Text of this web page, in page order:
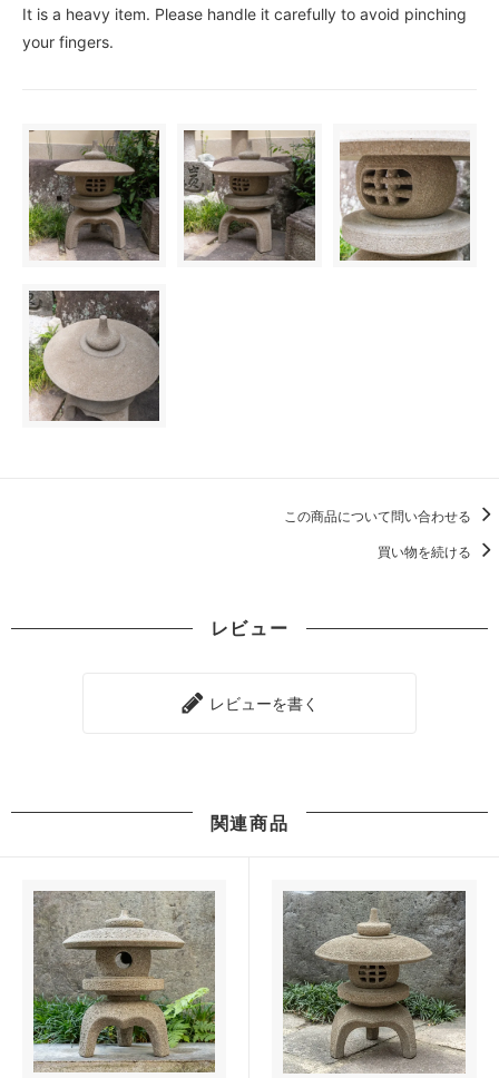
It is a heavy item. Please handle it carefully to avoid pinching
your fingers.
この商品について問い合わせる
買い物を続ける
レビュー
レビューを書く
関連商品